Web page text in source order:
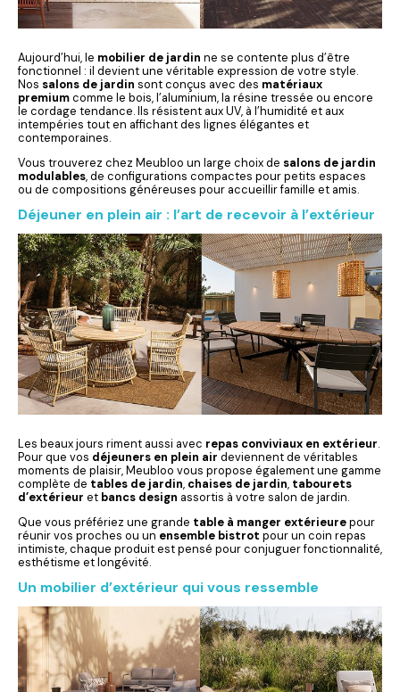
Aujourd’hui, le mobilier de jardin ne se contente plus d’être
fonctionnel : il devient une véritable expression de votre style.
Nos salons de jardin sont conçus avec des matériaux
premiumcomme le bois, l’aluminium, la résine tressée ou encore
le cordage tendance. Ils résistent aux UV, à l’humidité et aux
intempéries tout en affichant des lignes élégantes et
contemporaines.
Vous trouverez chez Meubloo un large choix de salons de jardin
modulables, de configurations compactes pour petits espaces
ou de compositions généreuses pour accueillir famille et amis.
Déjeuner en plein air : l’art de recevoir à l’extérieur
Les beaux jours riment aussi avec repas conviviaux en extérieur.
Pour que vos déjeuners en plein air deviennent de véritables
moments de plaisir, Meubloo vous propose également une gamme
complète de tables de jardin, chaises de jardin, tabourets
d’extérieur et bancs design assortis à votre salon de jardin.
Que vous préfériez une grande table à manger extérieurepour
réunir vos proches ou un ensemble bistrot pour un coin repas
intimiste, chaque produit est pensé pour conjuguer fonctionnalité,
esthétisme et longévité.
Un mobilier d’extérieur qui vous ressemble